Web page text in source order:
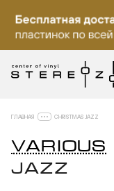
ГЛАВНАЯ CHRISTMAS JAZZ
VARIOUS
JAZZ